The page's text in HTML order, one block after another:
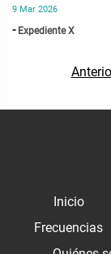
9 Mar 2026
Expediente X
Inicio
Frecuencias